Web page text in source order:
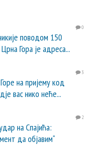
0
поводом 150
Гора је адреса...
3
на пријему код
вас нико неће...
2
на Спајића:
да објавим“